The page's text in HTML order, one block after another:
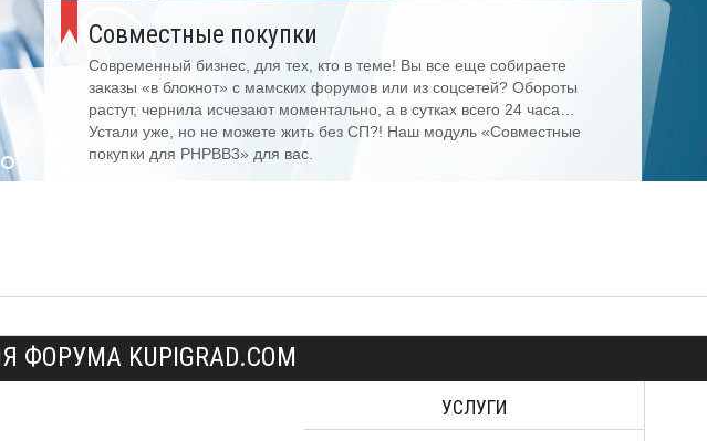
Совместные покупки
Современный бизнес, для тех, кто в теме! Вы все еще собираете
заказы «в блокнот» с мамских форумов или из соцсетей? Обороты
растут, чернила исчезают моментально, а в сутках всего 24 часа…
Устали уже, но не можете жить без СП?! Наш модуль «Совместные
покупки для PHPBB3» для вас.
KUPIGRAD.COM
УСЛУГИ